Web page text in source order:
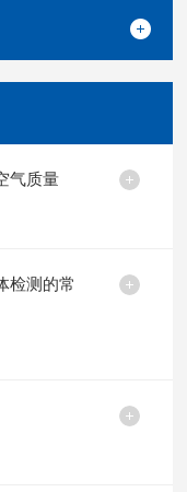
气质量
检测的常